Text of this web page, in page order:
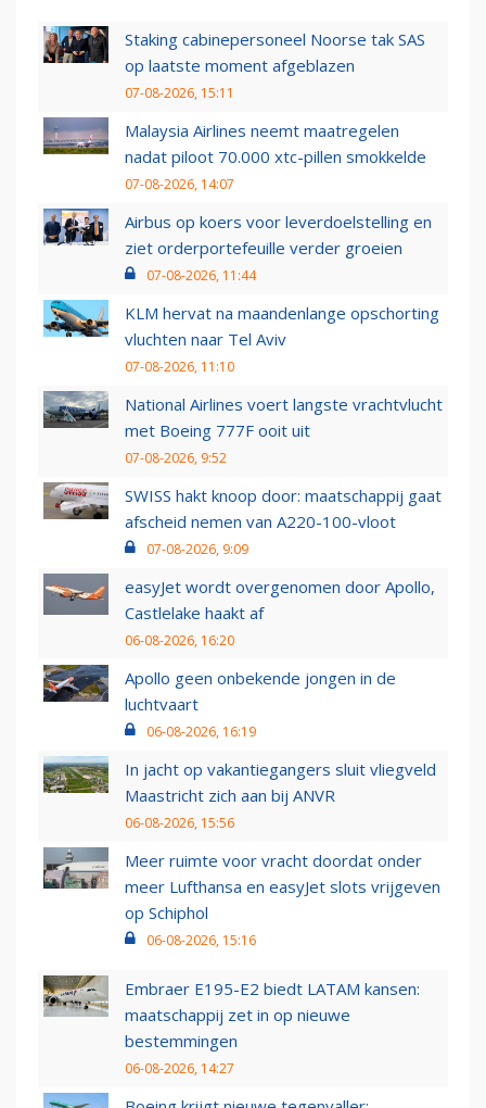
Staking cabinepersoneel Noorse tak SAS
op laatste moment afgeblazen
07-08-2026, 15:11
Malaysia Airlines neemt maatregelen
nadat piloot 70.000 xtc-pillen smokkelde
07-08-2026, 14:07
Airbus op koers voor leverdoelstelling en
ziet orderportefeuille verder groeien
07-08-2026, 11:44
KLM hervat na maandenlange opschorting
vluchten naar Tel Aviv
07-08-2026, 11:10
National Airlines voert langste vrachtvlucht
met Boeing 777F ooit uit
07-08-2026, 9:52
SWISS hakt knoop door: maatschappij gaat
afscheid nemen van A220-100-vloot
07-08-2026, 9:09
easyJet wordt overgenomen door Apollo,
Castlelake haakt af
06-08-2026, 16:20
Apollo geen onbekende jongen in de
luchtvaart
06-08-2026, 16:19
In jacht op vakantiegangers sluit vliegveld
Maastricht zich aan bij ANVR
06-08-2026, 15:56
Meer ruimte voor vracht doordat onder
meer Lufthansa en easyJet slots vrijgeven
op Schiphol
06-08-2026, 15:16
Embraer E195-E2 biedt LATAM kansen:
maatschappij zet in op nieuwe
bestemmingen
06-08-2026, 14:27